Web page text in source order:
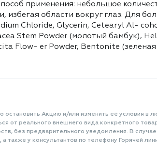
применения: небольшое
области вокруг глаз. Для
Chloride, Glycerin, Cetearyl Al-
Stem Powder (молотый бамбук),
Flow- er Powder, Bentonite
остановить Акцию и/или изменить её условия в
от реального внешнего вида конкретного
без предварительного уведомления. В
также у консультантов по телефону Горячей